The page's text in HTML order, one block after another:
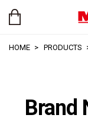
HOME PRODUCTS
Brand